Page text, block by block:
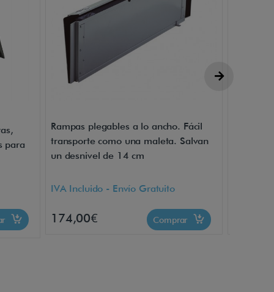
para
Rampas plegables a lo ancho. Fácil
transporte como una maleta. Salvan
un desnivel de 14 cm
IVA Incluido - Envío Gratuito
174,00€ Comprar